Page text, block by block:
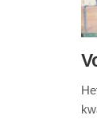
8.